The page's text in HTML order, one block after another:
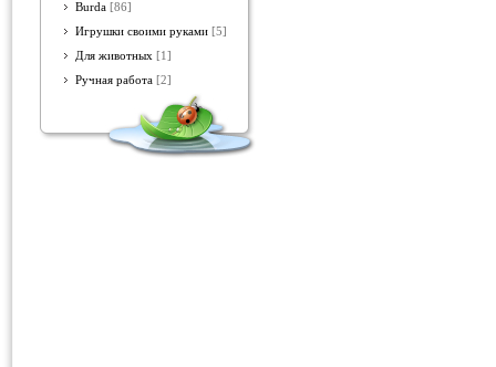
Burda [86]
Игрушки своими руками [5]
Для животных [1]
Ручная работа [2]